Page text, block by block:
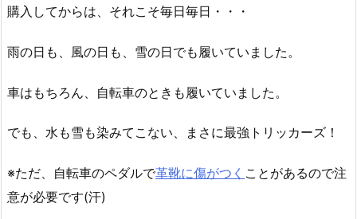
購入してからは、それこそ毎日毎日・・・
雨の日も、風の日も、雪の日でも履いていました。
車はもちろん、自転車のときも履いていました。
でも、水も雪も染みてこない、まさに最強トリッカーズ！
※ただ、自転車のペダルで革靴に傷がつく ことがあるので注
意が必要です(汗)